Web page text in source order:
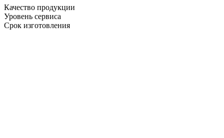
Качество продукции
Уровень сервиса
Срок изготовления